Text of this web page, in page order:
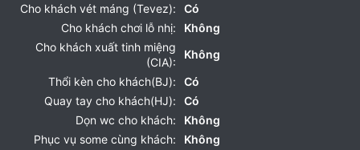
Cho khách vét máng (Tevez):
Có
Cho khách chơi lỗ nhị:
Không
Cho khách xuất tinh miệng
(CIA):
Không
Thổi kèn cho khách(BJ):
Có
Quay tay cho khách(HJ):
Có
Dọn wc cho khách:
Không
Phục vụ some cùng khách:
Không